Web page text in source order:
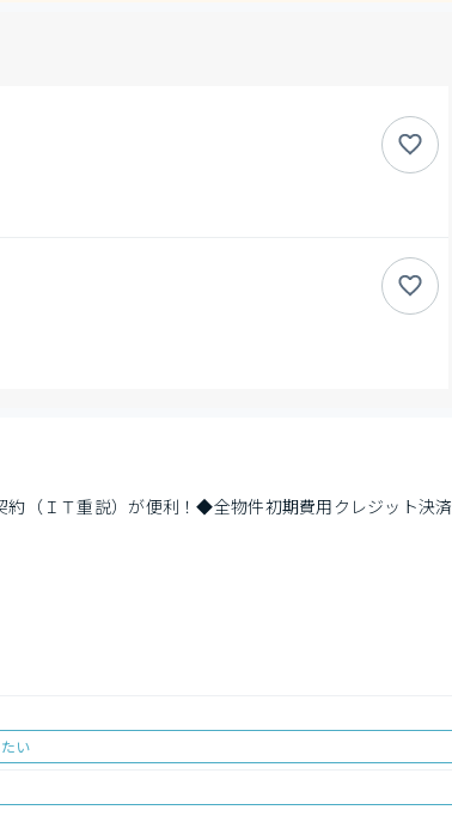
（ＩＴ重説）が便利！◆全物件初期費用クレジット決済
い